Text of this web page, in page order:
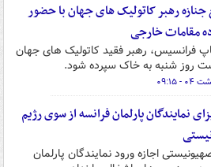
رهبر کاتولیک های جهان با حضور
مقامات خارجی
فرانسیس، رهبر فقید کاتولیک های جهان
روز شنبه به خاک سپرده شود.
نمایندگان پارلمان فرانسه از سوی رژیم
اجازه ورود نمایندگان پارلمان